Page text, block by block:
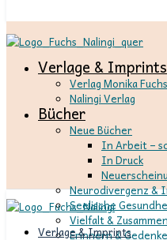
Verlage & Imprints
Verlag Monika Fuchs
Nalingi Verlag
Bücher
Neue Bücher
In Arbeit –
In Druck
Neurodivergenz &
Seelische
Vielfalt &
Erinnern &
Verlage & Imprints